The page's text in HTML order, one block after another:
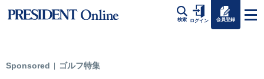
検索 ログイン 会員登録
Sponsored ゴルフ特集